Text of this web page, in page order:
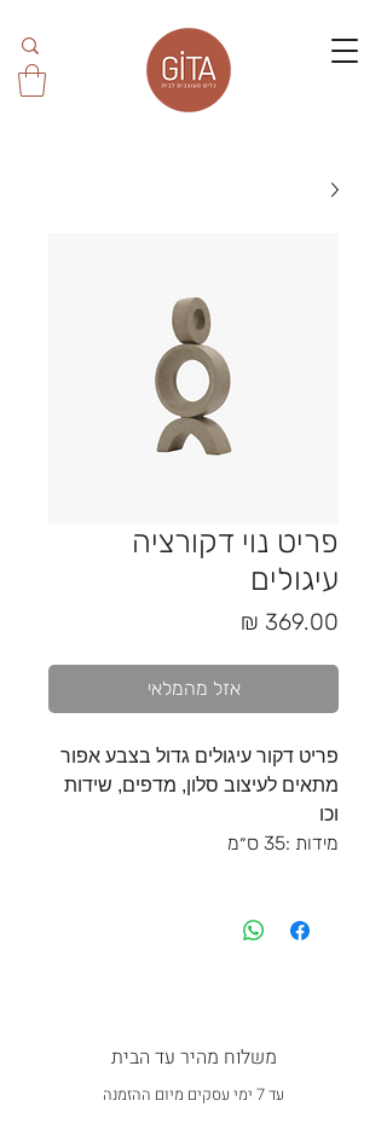
פריט נוי דקורציה
עיגולים
אזל מהמלאי
פריט דקור עיגולים גדול בצבע אפור
מתאים לעיצוב סלון, מדפים, שידות
וכו
מידות :35 ס״מ
משלוח מהיר עד הבית
עד 7 ימי עסקים מיום ההזמנה